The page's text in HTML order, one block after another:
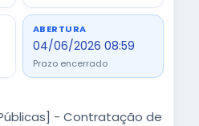
ABERTURA
04/06/2026 08:59
Prazo encerrado
- Contratação de